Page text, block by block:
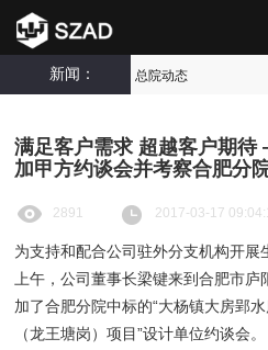
新闻：
满足客户需求 超越客户期
加甲方约谈会并考察合肥分
2891 2017-03-17
为支持和配合公司驻外分支机构开展
上午，公司董事长梁键来到合肥市
加了合肥分院中标的“大杨镇大房郢
（龙王塘岗）项目”设计单位约谈会。